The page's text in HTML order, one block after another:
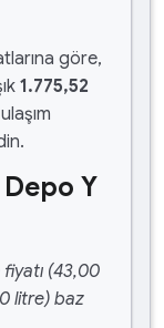
göre,
1.775,52
Depo Y
(43,00
litre) baz